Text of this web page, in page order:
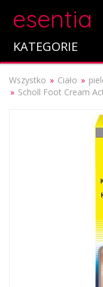
esentia
KATEGORIE
Wszystko Ciało
Scholl Foot Cream